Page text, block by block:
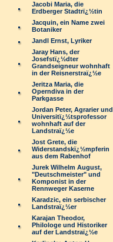
Jacobi Maria, die
Erdberger Stadtrï¿½tin
Jacquin, ein Name zwei
Botaniker
Jandl Ernst, Lyriker
Jaray Hans, der
Josefstï¿½dter
Grandseigneur wohnhaft
in der Reisnerstraï¿½e
Jeritza Maria, die
Operndiva in der
Parkgasse
Jordan Peter, Agrarier und
Universitï¿½tsprofessor
wohnhaft auf der
Landstraï¿½e
Jost Grete, die
Widerstandskï¿½mpferin
aus dem Rabenhof
Jurek Wilhelm August,
"Deutschmeister" und
Komponist in der
Rennweger Kaserne
Karadzic, ein serbischer
Landstraï¿½er
Karajan Theodor,
Philologe und Historiker
auf der Landstraï¿½e